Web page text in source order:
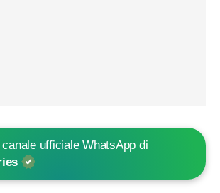
canale ufficiale WhatsApp di